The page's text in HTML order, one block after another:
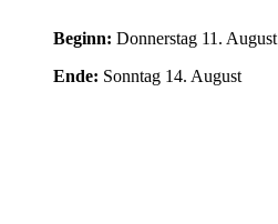
Beginn: Donnerstag 11. August
Ende: Sonntag 14. August